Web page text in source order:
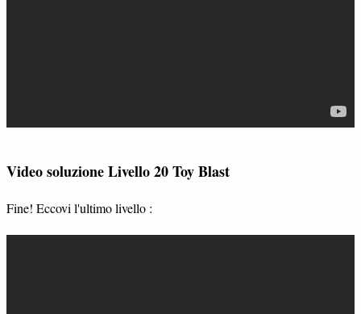
Video soluzione Livello 20 Toy Blast
Fine! Eccovi l'ultimo livello :